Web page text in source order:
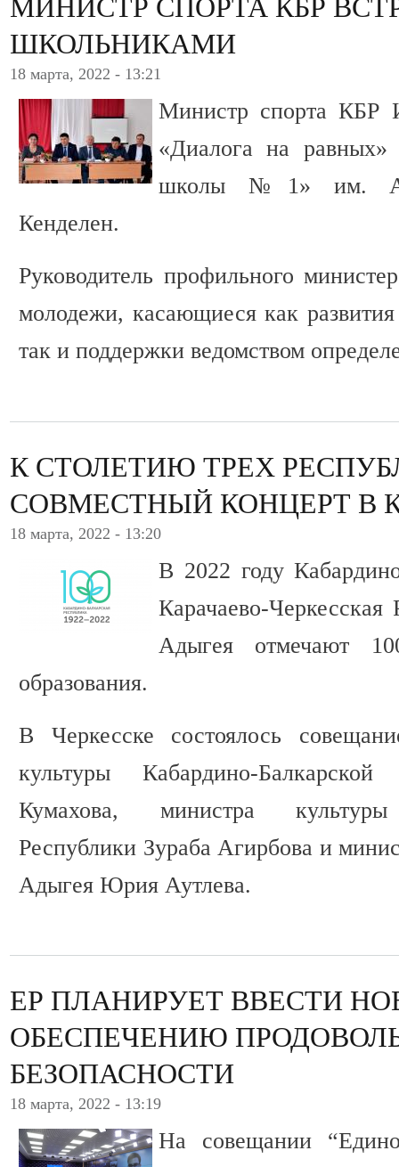
МИНИСТР СПОРТА КБР
ШКОЛЬНИКАМИ
18 марта, 2022 - 13:21
Министр спорта КБР
«Диалога на
школы №1» им.
Кенделен.
Руководитель профильного
молодежи, касающиеся как
так и поддержки ведомством
К СТОЛЕТИЮ ТРЕХ
СОВМЕСТНЫЙ КОНЦЕРТ В
18 марта, 2022 - 13:20
В 2022 году
Карачаево-
Адыгея отмечают
образования.
В Черкесске состоялось
культуры Кабардино-
Кумахова, министра культуры
Республики Зураба Агирбова и
Адыгея Юрия Аутлева.
ЕР ПЛАНИРУЕТ ВВЕСТИ
ОБЕСПЕЧЕНИЮ
БЕЗОПАСНОСТИ
18 марта, 2022 - 13:19
На совещании